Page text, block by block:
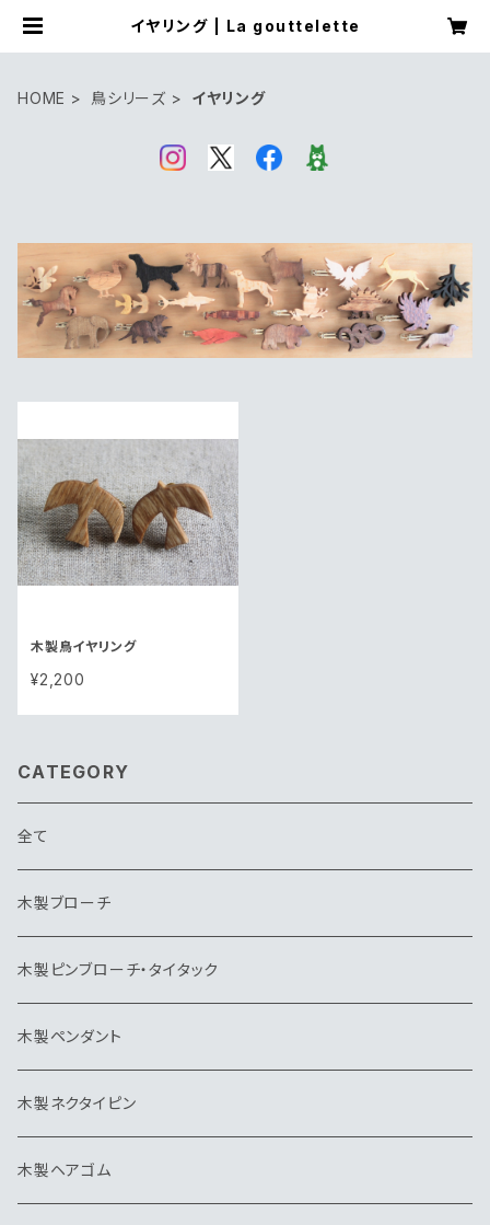
イヤリング | La gouttelette
HOME 鳥シリーズ イヤリング
木製鳥イヤリング
¥2,200
CATEGORY
全て
木製ブローチ
木製ピンブローチ・タイタック
木製ペンダント
木製ネクタイピン
木製ヘアゴム